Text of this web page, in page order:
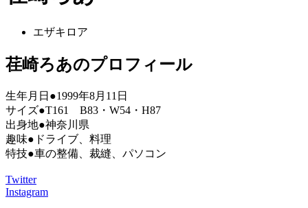
エザキロア
荏崎ろあのプロフィール
生年月日●1999年8月11日
サイズ●T161 B83・W54・H87
出身地●神奈川県
趣味●ドライブ、料理
特技●車の整備、裁縫、パソコン
Twitter
Instagram